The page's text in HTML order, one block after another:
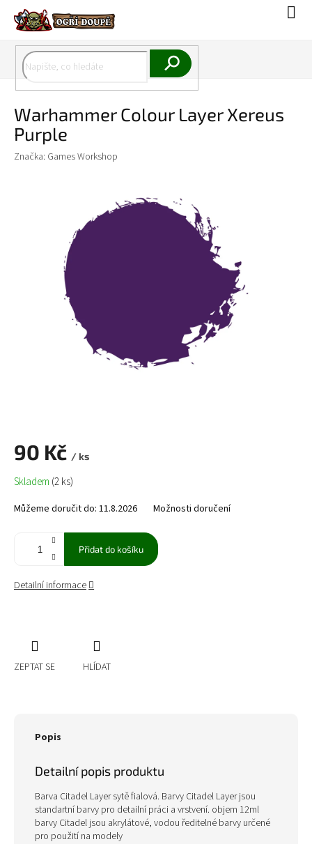
obsah
Warhammer Colour Layer Xereus
Purple
Značka: Games Workshop
90 Kč / ks
Měrná
cena:
Skladem (2 ks)
Můžeme doručit do: 11.8.2026 Možnosti doručení
Přidat do košíku
Detailní informace
ZEPTAT SE HLÍDAT
Popis
Detailní popis produktu
Barva Citadel Layer sytě fialová. Barvy Citadel Layer jsou
standartní barvy pro detailní práci a vrstvení. objem 12ml
barvy Citadel jsou akrylátové, vodou ředitelné barvy určené
pro použití na modely